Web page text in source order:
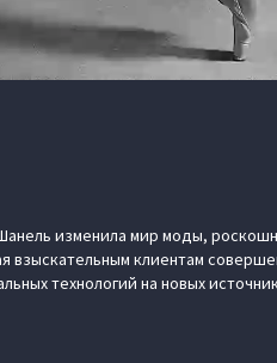
изменила мир моды,
взыскательным клиентам
технологий на новых